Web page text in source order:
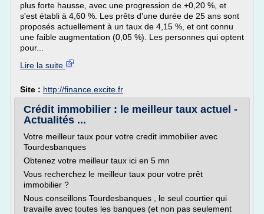
plus forte hausse, avec une progression de +0,20 %, et
s'est établi à 4,60 %. Les prêts d'une durée de 25 ans sont
proposés actuellement à un taux de 4,15 %, et ont connu
une faible augmentation (0,05 %). Les personnes qui optent
pour...
Lire la suite
Site : http://finance.excite.fr
Crédit immobilier : le meilleur taux actuel -
Actualités ...
Votre meilleur taux pour votre credit immobilier avec
Tourdesbanques
Obtenez votre meilleur taux ici en 5 mn
Vous recherchez le meilleur taux pour votre prêt
immobilier ?
Nous conseillons Tourdesbanques , le seul courtier qui
travaille avec toutes les banques (et non pas seulement